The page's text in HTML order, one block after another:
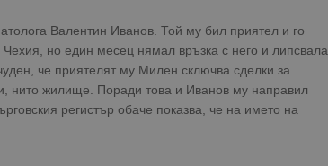
Валентин Иванов. Той му бил приятел и го
но един месец нямал връзка с него и липсвала
че приятелят му Милен сключва сделки за
нито жилище. Поради това и Иванов му направил
регистър обаче показва, че на името на